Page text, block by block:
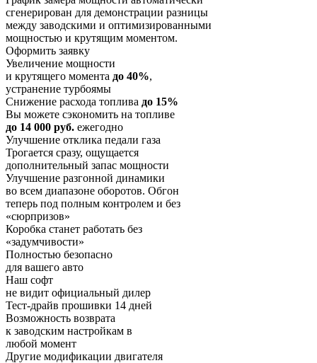
сгенерирован для демонстрации разницы
между заводскими и оптимизированными
мощностью и крутящим моментом.
Оформить заявку
Увеличение мощности
и крутящего момента до 40%,
устранение турбоямы
Снижение расхода топлива до 15%
Вы можете сэкономить на топливе
до 14 000 руб. ежегодно
Улучшение отклика педали газа
Трогается сразу, ощущается
дополнительный запас мощности
Улучшение разгонной динамики
во всем диапазоне оборотов. Обгон
теперь под полным контролем и без
«сюрпризов»
Коробка станет работать без
«задумчивости»
Полностью безопасно
для вашего авто
Наш софт
не видит официальный дилер
Тест-драйв прошивки 14 дней
Возможность возврата
к заводским настройкам в
любой момент
Другие модификации двигателя